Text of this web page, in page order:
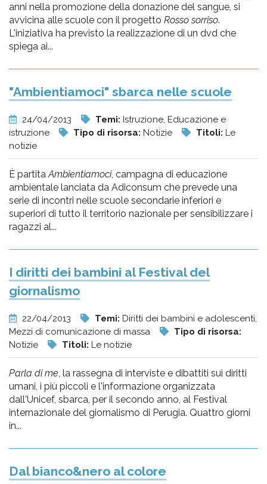
anni nella promozione della donazione del sangue, si
avvicina alle scuole con il progetto Rosso sorriso.
L'iniziativa ha previsto la realizzazione di un dvd che
spiega ai...
"Ambientiamoci" sbarca nelle scuole
24/04/2013 Temi: Istruzione, Educazione e
istruzione
Tipo di risorsa: Notizie Titoli: Le
notizie
È partitaAmbientiamoci, campagna di educazione
ambientale lanciata da Adiconsum che prevede una
serie di incontri nelle scuole secondarie inferiori e
superiori di tutto il territorio nazionale per sensibilizzare i
ragazzi al...
I diritti dei bambini al Festival del
giornalismo
22/04/2013 Temi: Diritti dei bambini e adolescenti,
Mezzi di comunicazione di massa
Tipo di risorsa:
Notizie
Titoli: Le notizie
Parla di me, la rassegna di interviste e dibattiti sui diritti
umani, i più piccoli e l'informazione organizzata
dall'Unicef, sbarca, per il secondo anno, al Festival
internazionale del giornalismo di Perugia. Quattro giorni
in...
Dal bianco&nero al colore